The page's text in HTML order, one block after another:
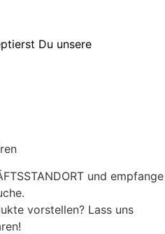
Du unsere
und empfange
vorstellen? Lass uns